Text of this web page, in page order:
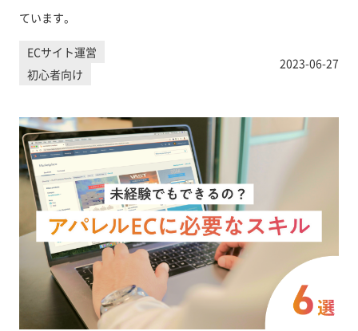
ています。
ECサイト運営
初心者向け
2023-06-27